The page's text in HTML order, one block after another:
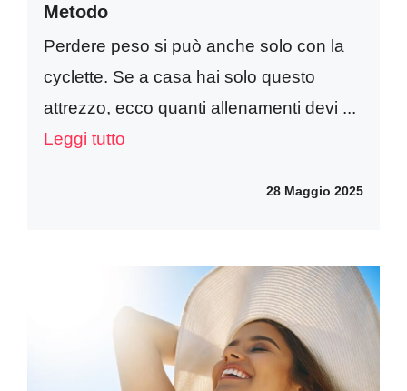
Metodo
Perdere peso si può anche solo con la
cyclette. Se a casa hai solo questo
attrezzo, ecco quanti allenamenti devi ...
Leggi tutto
28 Maggio 2025